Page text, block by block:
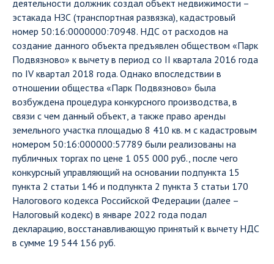
деятельности должник создал объект недвижимости –
эстакада НЗС (транспортная развязка), кадастровый
номер 50:16:0000000:70948. НДС от расходов на
создание данного объекта предъявлен обществом «Парк
Подвязново» к вычету в период со II квартала 2016 года
по IV квартал 2018 года. Однако впоследствии в
отношении общества «Парк Подвязново» была
возбуждена процедура конкурсного производства, в
связи с чем данный объект, а также право аренды
земельного участка площадью 8 410 кв. м с кадастровым
номером 50:16:000000:57789 были реализованы на
публичных торгах по цене 1 055 000 руб., после чего
конкурсный управляющий на основании подпункта 15
пункта 2 статьи 146 и подпункта 2 пункта 3 статьи 170
Налогового кодекса Российской Федерации (далее –
Налоговый кодекс) в январе 2022 года подал
декларацию, восстанавливающую принятый к вычету НДС
в сумме 19 544 156 руб.